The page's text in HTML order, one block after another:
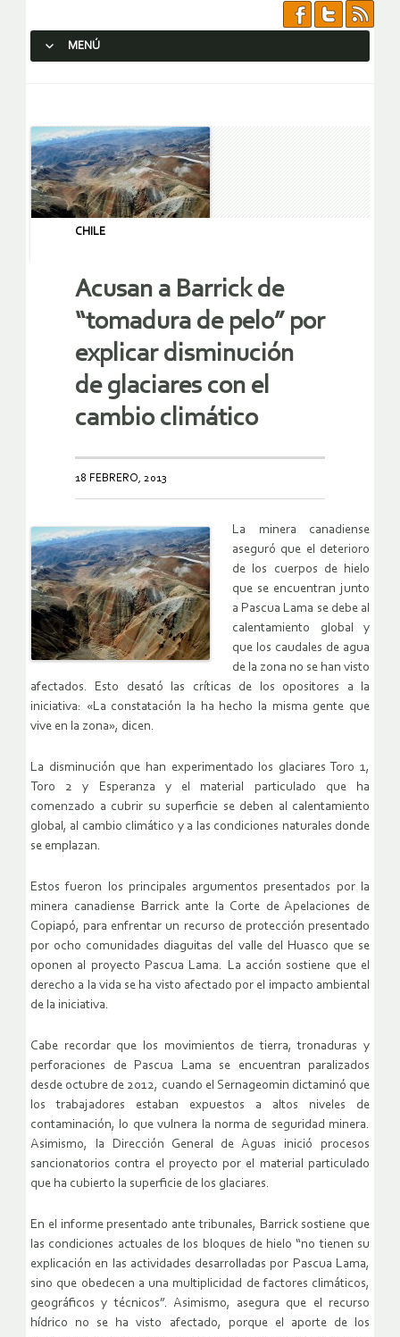
MENÚ
CHILE
Acusan a Barrick de
“tomadura de pelo” por
explicar disminución
de glaciares con el
cambio climático
18 FEBRERO, 2013
La minera canadiense
aseguró que el deterioro
de los cuerpos de hielo
que se encuentran junto
a Pascua Lama se debe al
calentamiento global y
que los caudales de agua
de la zona no se han visto
afectados. Esto desató las críticas de los opositores a la
iniciativa: «La constatación la ha hecho la misma gente que
vive en la zona», dicen.
La disminución que han experimentado los glaciares Toro 1,
Toro 2 y Esperanza y el material particulado que ha
comenzado a cubrir su superficie se deben al calentamiento
global, al cambio climático y a las condiciones naturales donde
se emplazan.
Estos fueron los principales argumentos presentados por la
minera canadiense Barrick ante la Corte de Apelaciones de
Copiapó, para enfrentar un recurso de protección presentado
por ocho comunidades diaguitas del valle del Huasco que se
oponen al proyecto Pascua Lama. La acción sostiene que el
derecho a la vida se ha visto afectado por el impacto ambiental
de la iniciativa.
Cabe recordar que los movimientos de tierra, tronaduras y
perforaciones de Pascua Lama se encuentran paralizados
desde octubre de 2012, cuando el Sernageomin dictaminó que
los trabajadores estaban expuestos a altos niveles de
contaminación, lo que vulnera la norma de seguridad minera.
Asimismo, la Dirección General de Aguas inició procesos
sancionatorios contra el proyecto por el material particulado
que ha cubierto la superficie de los glaciares.
En el informe presentado ante tribunales, Barrick sostiene que
las condiciones actuales de los bloques de hielo “no tienen su
explicación en las actividades desarrolladas por Pascua Lama,
sino que obedecen a una multiplicidad de factores climáticos,
geográficos y técnicos”. Asimismo, asegura que el recurso
hídrico no se ha visto afectado, porque el aporte de los